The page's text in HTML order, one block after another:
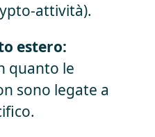
attività).
estero:
quanto le
sono legate a